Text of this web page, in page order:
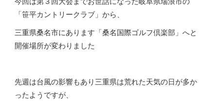
「笹平カントリークラブ」から、
三重県桑名市にあります「桑名国際ゴルフ倶楽部」へと
開催場所が変わりました
先週は台風の影響もあり三重県は荒れた天気の日が多か
ったようですが、